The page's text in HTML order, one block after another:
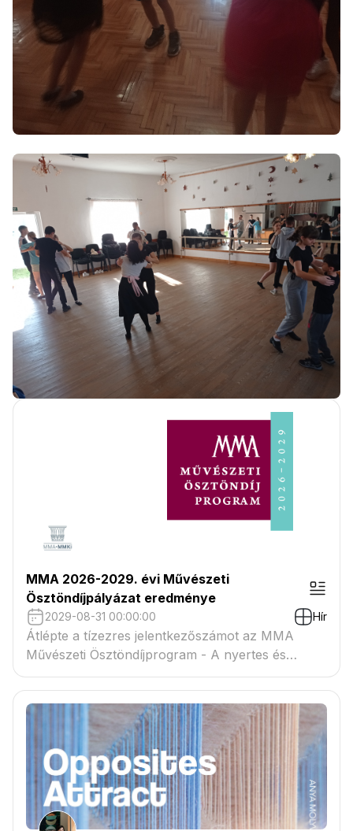
MMA 2026-2029. évi Művészeti
Ösztöndíjpályázat eredménye
2029-08-31 00:00:00 Hír
Átlépte a tízezres jelentkezőszámot az MMA
Művészeti Ösztöndíjprogram - A nyertes és
tartaléklistás pályázók névsora megtekinthető a
csatolmányban